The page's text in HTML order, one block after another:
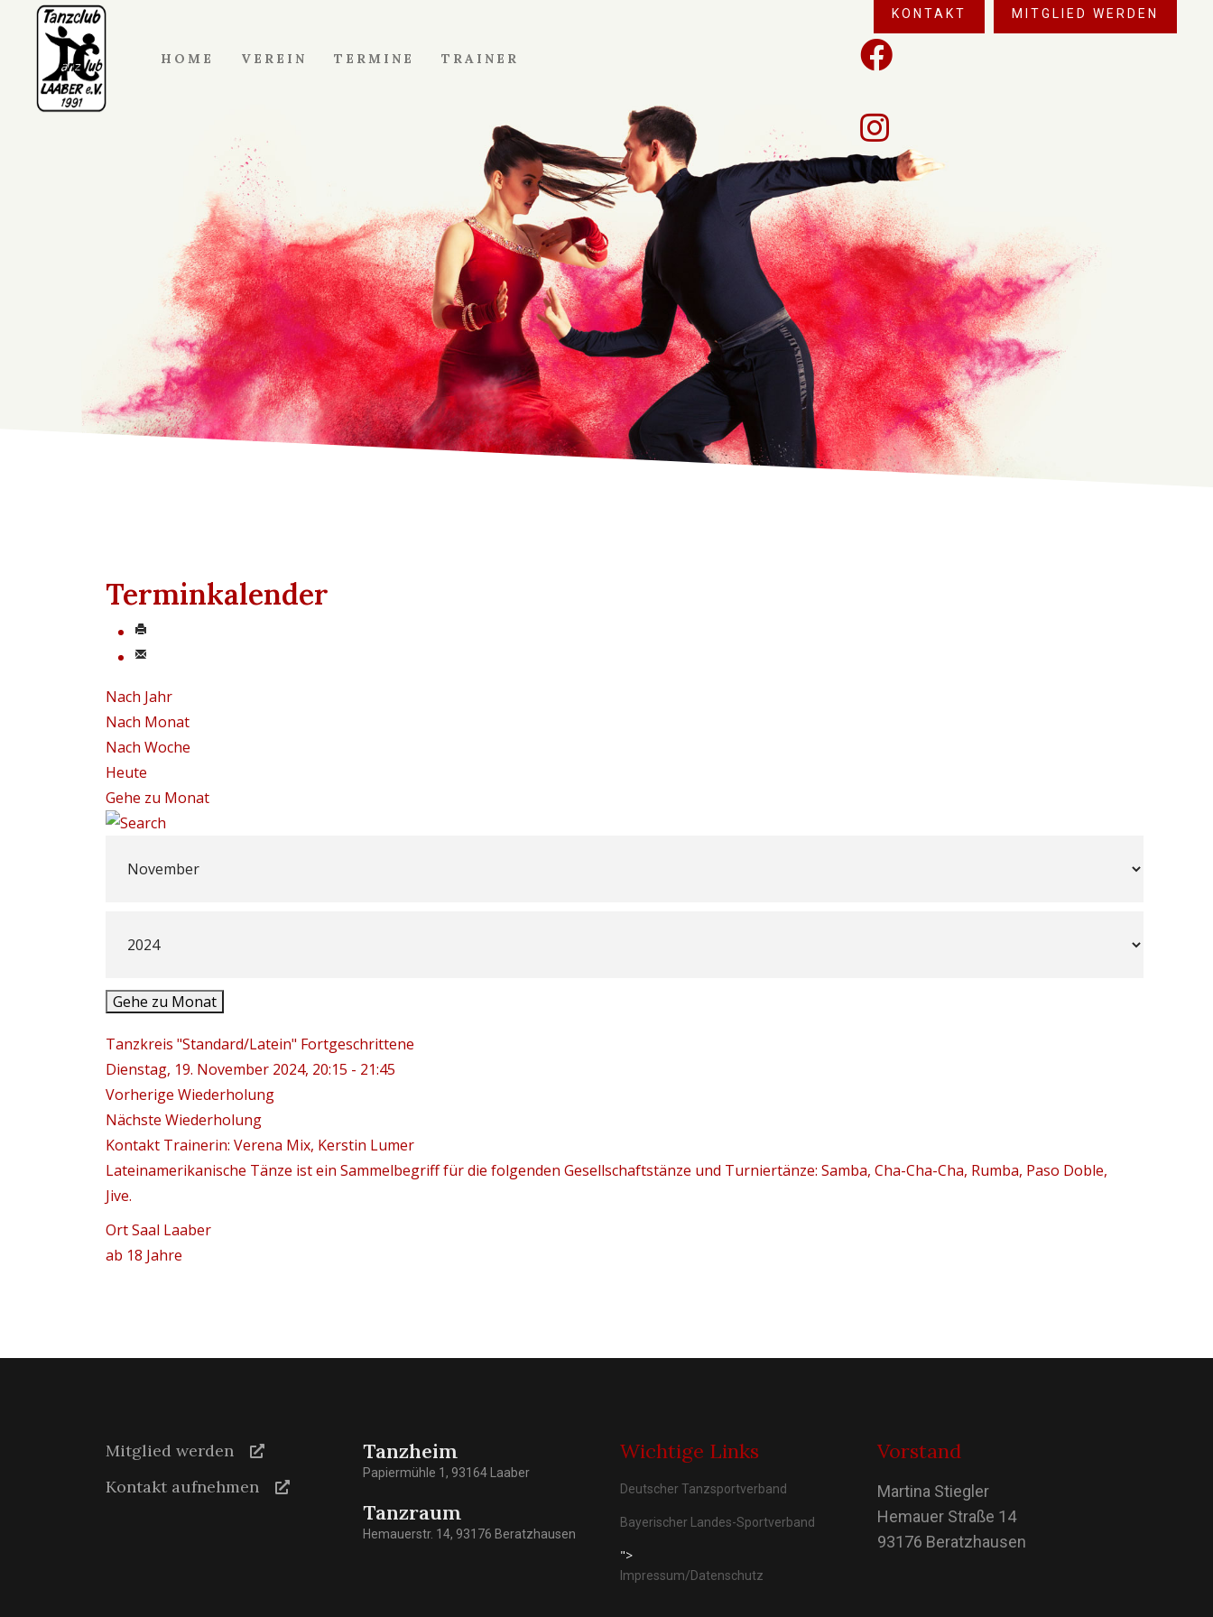
KONTAKT MITGLIED WERDEN
HOME VEREIN TERMINE TRAINER
Terminkalender
Nach Jahr
Nach Monat
Nach Woche
Heute
Gehe zu Monat
Gehe zu Monat
Tanzkreis "Standard/Latein" Fortgeschrittene
Dienstag, 19. November 2024, 20:15 - 21:45
Vorherige Wiederholung
Nächste Wiederholung
Kontakt Trainerin: Verena Mix, Kerstin Lumer
Lateinamerikanische Tänze ist ein Sammelbegriff für die folgenden Gesellschaftstänze und Turniertänze: Samba, Cha-Cha-Cha, Rumba, Paso Doble,
Jive.
OrtSaal Laaber
ab 18 Jahre
Mitglied werden
Kontakt aufnehmen
Tanzheim
Papiermühle 1, 93164 Laaber
Tanzraum
Hemauerstr. 14, 93176 Beratzhausen
Wichtige Links
Deutscher Tanzsportverband
Bayerischer Landes-Sportverband
">
Impressum/Datenschutz
Vorstand
Martina Stiegler
Hemauer Straße 14
93176 Beratzhausen